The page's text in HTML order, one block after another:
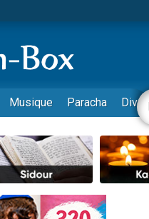
Torah-Box
d'Israel
dans un appartement insalubre
Musique Paracha